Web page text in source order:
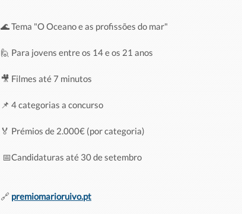
🌊 Tema "O Oceano e as profissões do mar"
🙋‍ Para jovens entre os 14 e os 21 anos
🎥 Filmes até 7 minutos
📌 4 categorias a concurso
🏅 Prémios de 2.000€ (por categoria)
📅Candidaturas até 30 de setembro
🔗 premiomarioruivo.pt